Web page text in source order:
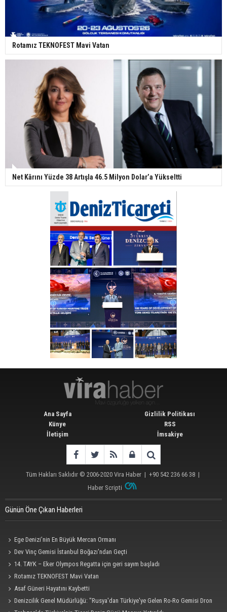
Rotamız TEKNOFEST Mavi Vatan
Net Kârını Yüzde 38 Artışla 46.5 Milyon Dolar’a Yükseltti
Ana Sayfa
Künye
İletişim
Gizlilik Politikası
RSS
İmsakiye
Tüm Hakları Saklıdır © 2006-2020 Vira Haber | +90 542 236 66 38 |
Haber Scripti
Günün Öne Çıkan Haberleri
Ege Denizi’nin En Büyük Mercan Ormanı
Dev Vinç Gemisi İstanbul Boğazı'ndan Geçti
14. TAYK – Eker Olympos Regatta için geri sayım başladı
Rotamız TEKNOFEST Mavi Vatan
Asaf Güneri Hayatını Kaybetti
Denizcilik Genel Müdürlüğü: "Rusya'dan Türkiye'ye Gelen Ro-Ro Gemisi Dron